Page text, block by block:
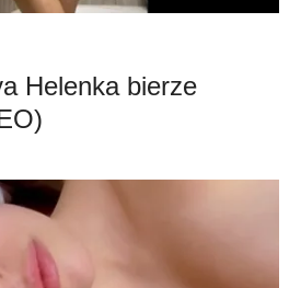
Helenka bierze